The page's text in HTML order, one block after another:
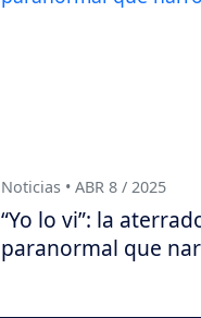
Noticias • ABR 8 / 2025
“Yo lo vi”: la
paranormal que